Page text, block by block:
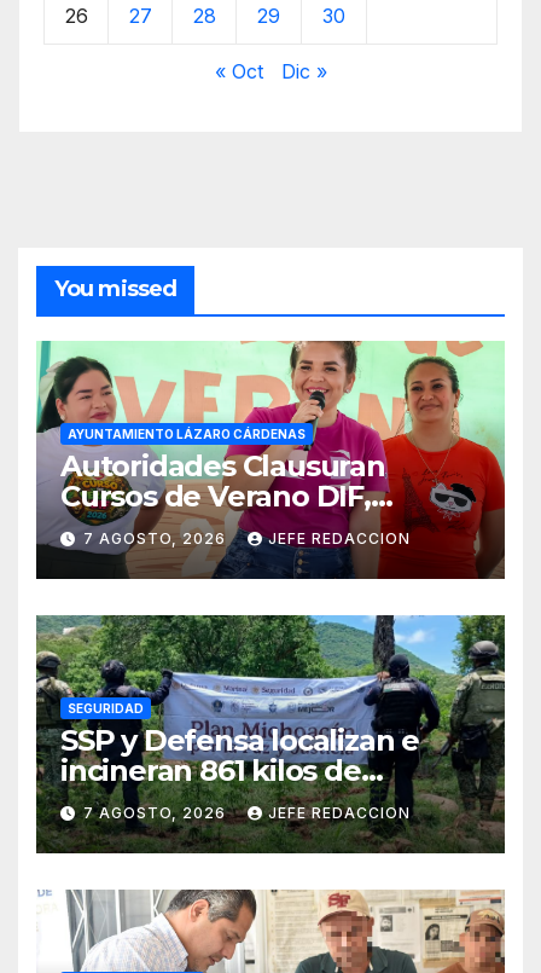
26 27 28 29 30
« Oct Dic »
You missed
AYUNTAMIENTO LÁZARO CÁRDENAS
Autoridades Clausuran
Cursos de Verano DIF,
Seguridad Pública y Casa de
Cultura 2026
7 AGOSTO, 2026 JEFE REDACCION
SEGURIDAD
SSP y Defensa localizan e
incineran 861 kilos de
marihuana en Huetamo
7 AGOSTO, 2026 JEFE REDACCION